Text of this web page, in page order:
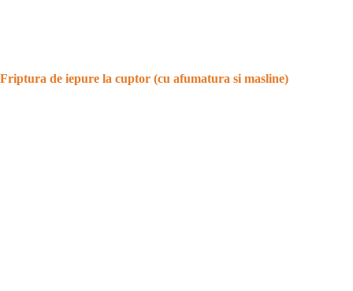
Friptura de iepure la cuptor (cu afumatura si masline)